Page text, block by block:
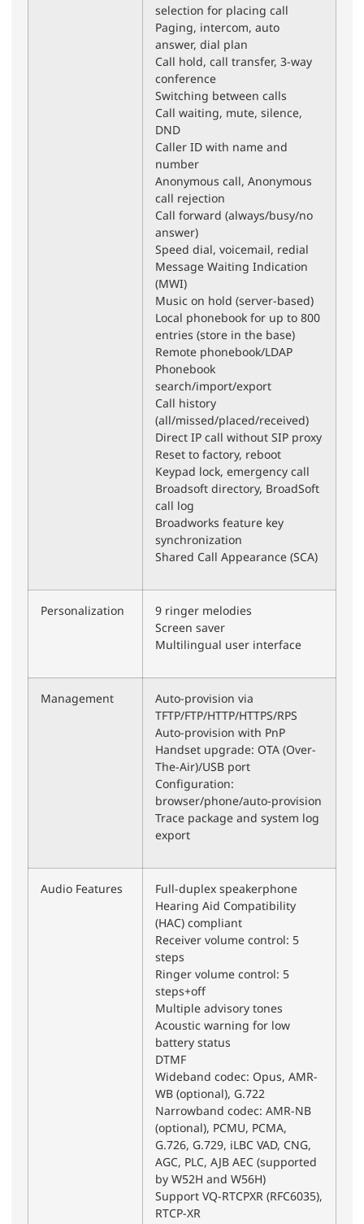
selection for placing call
Paging, intercom, auto
answer, dial plan
Call hold, call transfer, 3-way
conference
Switching between calls
Call waiting, mute, silence,
DND
Caller ID with name and
number
Anonymous call, Anonymous
call rejection
Call forward (always/busy/no
answer)
Speed dial, voicemail, redial
Message Waiting Indication
(MWI)
Music on hold (server-based)
Local phonebook for up to 800
entries (store in the base)
Remote phonebook/LDAP
Phonebook
search/import/export
Call history
(all/missed/placed/received)
Direct IP call without SIP proxy
Reset to factory, reboot
Keypad lock, emergency call
Broadsoft directory, BroadSoft
call log
Broadworks feature key
synchronization
Shared Call Appearance (SCA)
Personalization
9 ringer melodies
Screen saver
Multilingual user interface
Management
Auto-provision via
TFTP/FTP/HTTP/HTTPS/RPS
Auto-provision with PnP
Handset upgrade: OTA (Over-
The-Air)/USB port
Configuration:
browser/phone/auto-provision
Trace package and system log
export
Audio Features
Full-duplex speakerphone
Hearing Aid Compatibility
(HAC) compliant
Receiver volume control: 5
steps
Ringer volume control: 5
steps+off
Multiple advisory tones
Acoustic warning for low
battery status
DTMF
Wideband codec: Opus, AMR-
WB (optional), G.722
Narrowband codec: AMR-NB
(optional), PCMU, PCMA,
G.726, G.729, iLBC VAD, CNG,
AGC, PLC, AJB AEC (supported
by W52H and W56H)
Support VQ-RTCPXR (RFC6035),
RTCP-XR